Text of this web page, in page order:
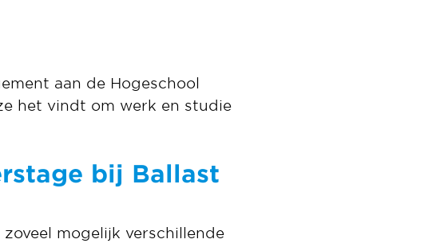
aan de Hogeschool
het vindt om werk en studie
bij Ballast
mogelijk verschillende